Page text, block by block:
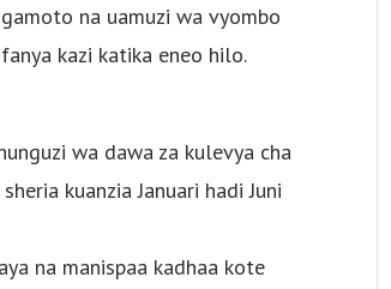
na uamuzi wa vyombo
kazi katika eneo hilo.
wa dawa za kulevya cha
kuanzia Januari hadi Juni
na manispaa kadhaa kote